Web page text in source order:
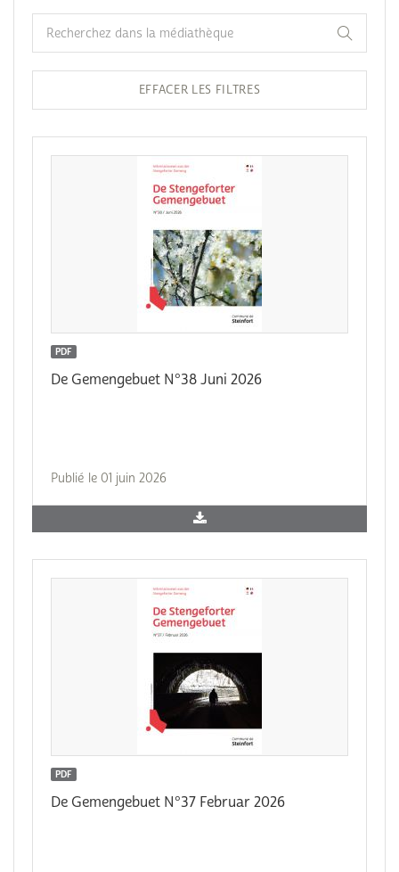
EFFACER LES FILTRES
PDF
De Gemengebuet N°38 Juni 2026
Publié le 01 juin 2026
PDF
De Gemengebuet N°37 Februar 2026